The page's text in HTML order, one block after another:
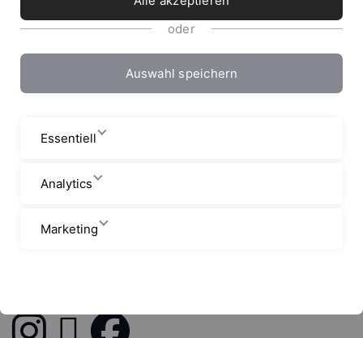
oder
Auswahl speichern
Essentiell
Analytics
Marketing